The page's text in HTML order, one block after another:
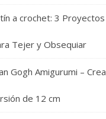
a crochet: 3 Proyectos
Tejer y Obsequiar
Gogh Amigurumi – Crea
de 12 cm